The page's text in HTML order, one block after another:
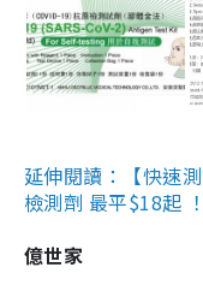
延伸閱讀：【快速
檢測劑 最平$18起
億世家